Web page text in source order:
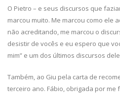
O Pietro – e seus discursos que
marcou muito. Me marcou como ele
não acreditando, me marcou o
desistir de vocês e eu espero que
mim” e um dos últimos discursos
Também, ao Giu pela carta de
terceiro ano. Fábio, obrigada por me